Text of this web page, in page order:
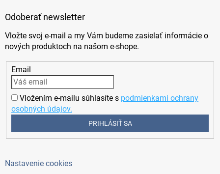
Odoberať newsletter
Vložte svoj e-mail a my Vám budeme zasielať informácie o
nových produktoch na našom e-shope.
Email
Vložením e-mailu súhlasíte s podmienkami ochrany
osobných údajov.
PRIHLÁSIŤ SA
Nastavenie cookies